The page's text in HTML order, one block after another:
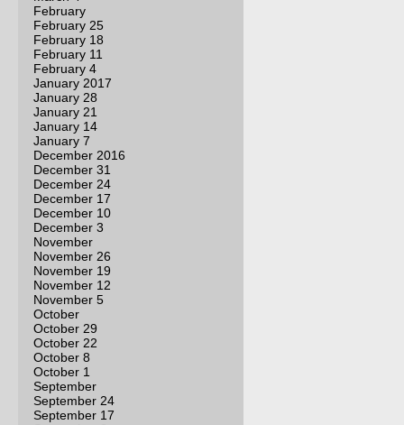
February
February 25
February 18
February 11
February 4
January 2017
January 28
January 21
January 14
January 7
December 2016
December 31
December 24
December 17
December 10
December 3
November
November 26
November 19
November 12
November 5
October
October 29
October 22
October 8
October 1
September
September 24
September 17